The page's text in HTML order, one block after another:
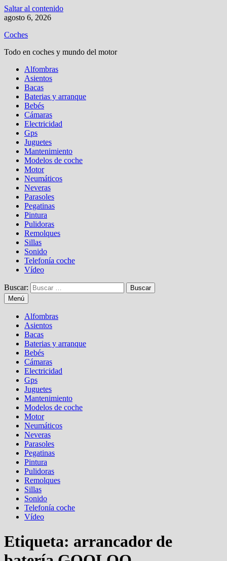
Saltar al contenido
agosto 6, 2026
Coches
Todo en coches y mundo del motor
Alfombras
Asientos
Bacas
Baterias y arranque
Bebés
Cámaras
Electricidad
Gps
Juguetes
Mantenimiento
Modelos de coche
Motor
Neumáticos
Neveras
Parasoles
Pegatinas
Pintura
Pulidoras
Remolques
Sillas
Sonido
Telefonía coche
Vídeo
Buscar:
Menú
Alfombras
Asientos
Bacas
Baterias y arranque
Bebés
Cámaras
Electricidad
Gps
Juguetes
Mantenimiento
Modelos de coche
Motor
Neumáticos
Neveras
Parasoles
Pegatinas
Pintura
Pulidoras
Remolques
Sillas
Sonido
Telefonía coche
Vídeo
Etiqueta: arrancador de